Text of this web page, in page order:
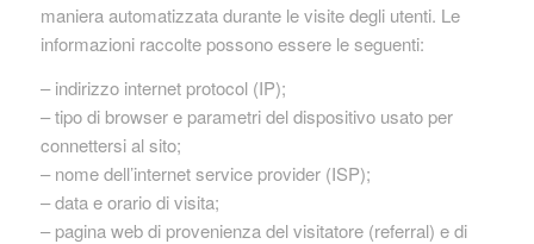
maniera automatizzata durante le visite degli utenti. Le
informazioni raccolte possono essere le seguenti:
– indirizzo internet protocol (IP);
– tipo di browser e parametri del dispositivo usato per
connettersi al sito;
– nome dell’internet service provider (ISP);
– data e orario di visita;
– pagina web di provenienza del visitatore (referral) e di